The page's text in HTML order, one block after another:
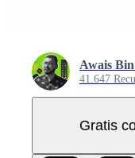
Awais
41.647
Gratis